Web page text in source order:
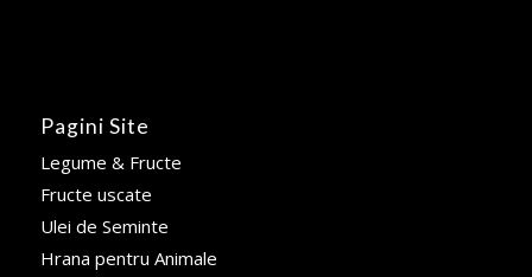
Pagini Site
Legume & Fructe
Fructe uscate
Ulei de Seminte
Hrana pentru Animale